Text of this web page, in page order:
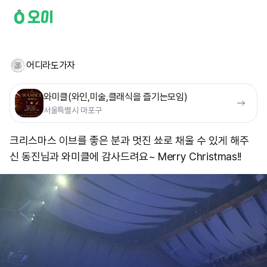
어디라도가자
와미클(와인,미술,클래식을 즐기는모임)
서울특별시 마포구
크리스마스 이브를 좋은 분과 멋진 쑈로 채울 수 있게 해주
신 동진님과 와미클에 감사드려요~ Merry Christmas!!